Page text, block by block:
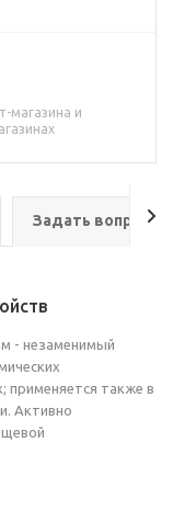
магазина и
Задать вопрос
- незаменимый
применяется также в
Активно